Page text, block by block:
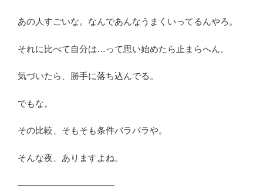
あの人すごいな。なんであんなうまくいってるんやろ。
それに比べて自分は…って思い始めたら止まらへん。
気づいたら、勝手に落ち込んでる。
でもな。
その比較、そもそも条件バラバラや。
そんな夜、ありますよね。
―――――――――――